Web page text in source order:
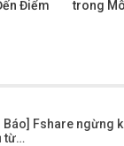
Điểm
trong
Báo] Fshare ngừng
từ…